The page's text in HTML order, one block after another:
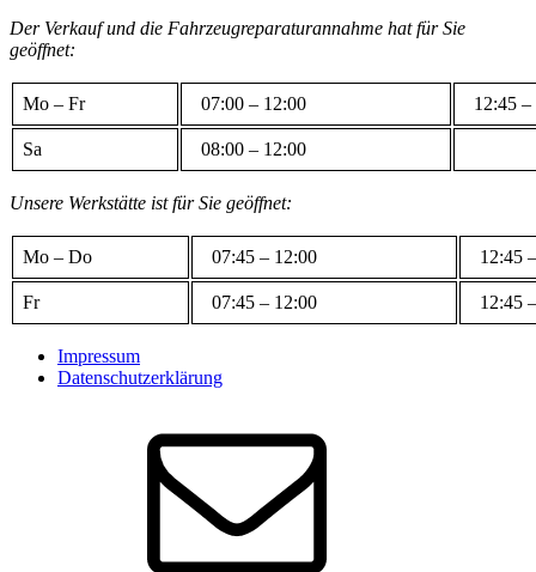
Der Verkauf und die Fahrzeugreparaturannahme hat für Sie
geöffnet:
Mo – Fr 07:00 – 12:00 12:45 –
Sa 08:00 – 12:00
Unsere Werkstätte ist für Sie geöffnet:
Mo – Do 07:45 – 12:00 12:45
Fr 07:45 – 12:00 12:45
Impressum
Datenschutzerklärung